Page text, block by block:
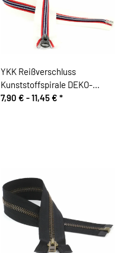
YKK Reißverschluss
Kunststoffspirale DEKO-
KOMBI, teilbar, maritim
7,90 € -11,45 € *